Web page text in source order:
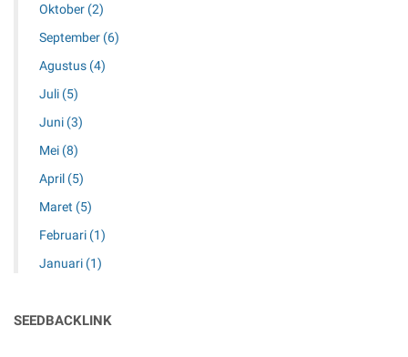
Oktober (2)
September (6)
Agustus (4)
Juli (5)
Juni (3)
Mei (8)
April (5)
Maret (5)
Februari (1)
Januari (1)
SEEDBACKLINK